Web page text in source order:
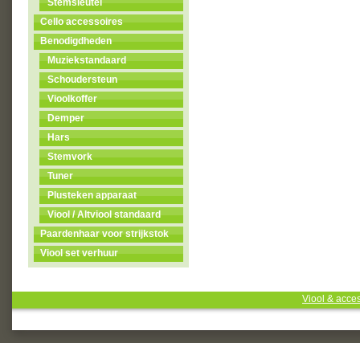
Stemsleutel
Cello accessoires
Benodigdheden
Muziekstandaard
Schoudersteun
Vioolkoffer
Demper
Hars
Stemvork
Tuner
Plusteken apparaat
Viool / Altviool standaard
Paardenhaar voor strijkstok
Viool set verhuur
Viool &